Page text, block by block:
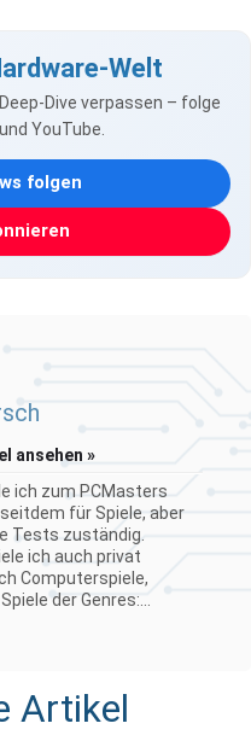
Welt
Dive verpassen – folge
YouTube.
folgen
ansehen »
ich zum PCMasters
für Spiele, aber
Tests zuständig.
ich auch privat
Computerspiele,
der Genres:...
Artikel